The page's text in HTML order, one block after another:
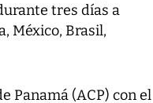
tres días a
México, Brasil,
Panamá (ACP) con el